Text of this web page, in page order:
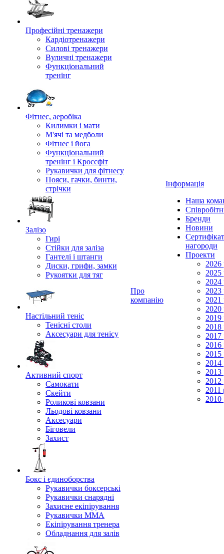
Професійні тренажери
Кардіотренажери
Силові тренажери
Вуличні тренажери
Функціональний
тренінг
Фітнес, аеробіка
Килимки і мати
М'ячі та медболи
Фітнес і йога
Функціональний
тренінг і Кроссфіт
Рукавички для фітнесу
Пояси, гачки, бинти,
стрічки
Залізо
Гирі
Стійки для заліза
Гантелі і штанги
Диски, грифи, замки
Рукоятки для тяг
Настільний теніс
Тенісні столи
Аксесуари для тенісу
Активний спорт
Самокати
Скейти
Роликові ковзани
Льодові ковзани
Аксесуари
Біговели
Захист
Бокс і єдиноборства
Рукавички боксерські
Рукавички снарядні
Захисне екіпірування
Рукавички ММА
Екіпірування тренера
Обладнання для залів
Про
компанію
Інформація
Наша
Бренди
Новини
нагороди
Проекти
2026
2025
2024
2023
2021
2020
2019
2018
2017
2016
2015
2014
2013
2012
2011
2010